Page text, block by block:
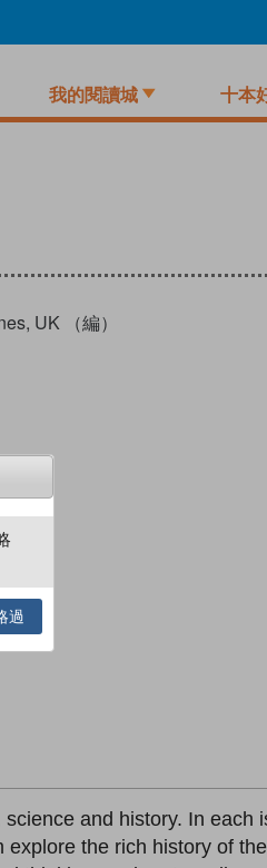
我的閱讀城 十本
UK （編）
and history. In each
the rich history of
過